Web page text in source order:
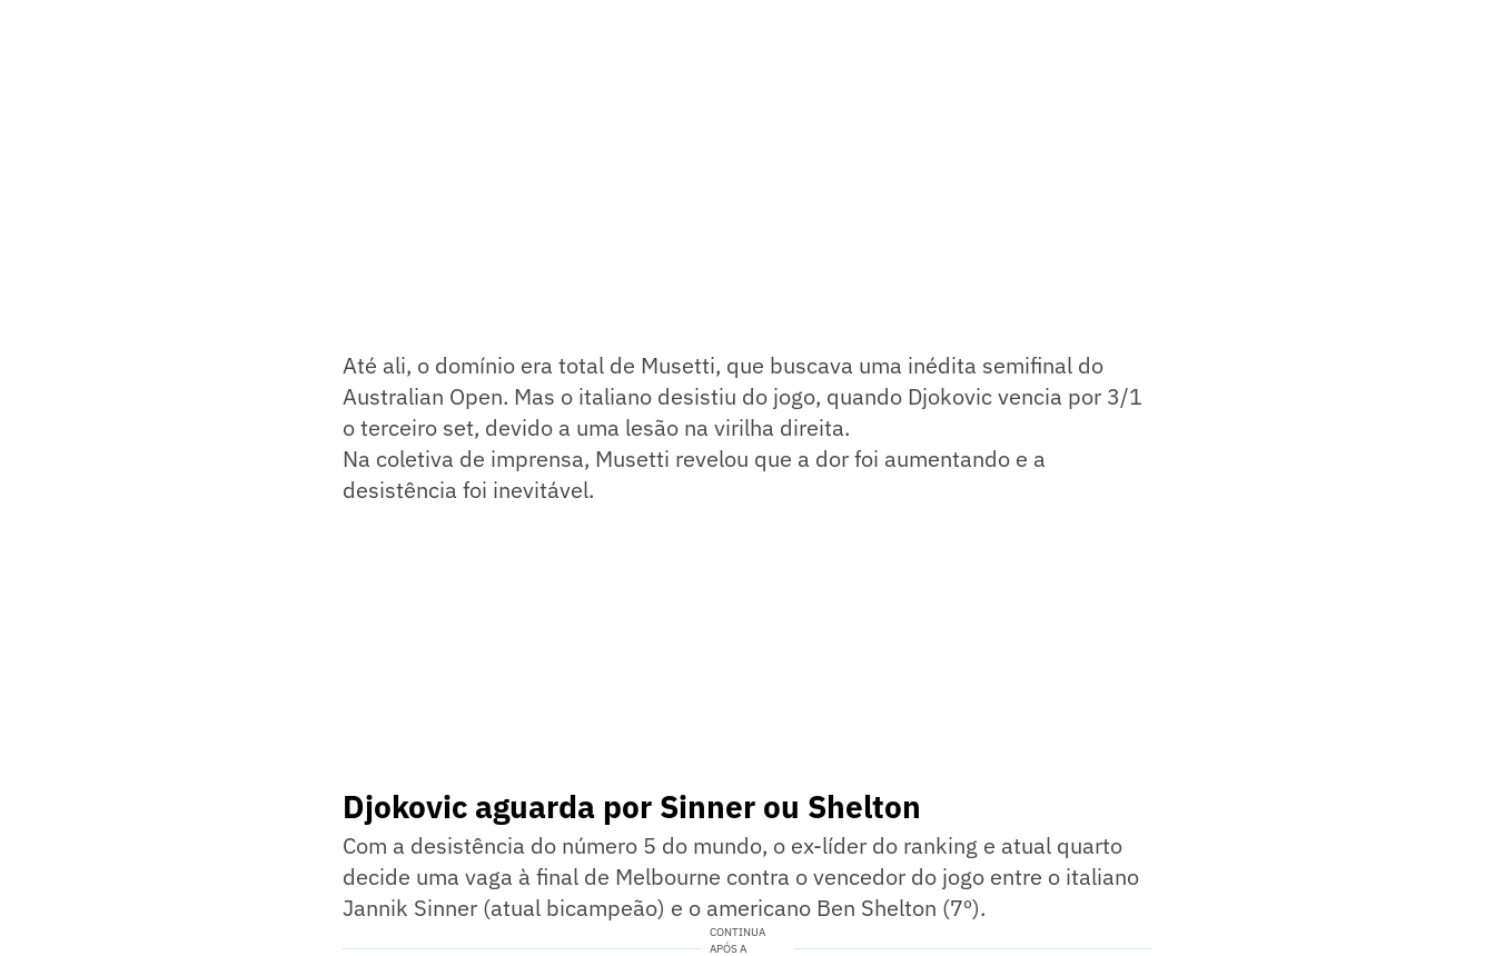
Até ali, o domínio era total de Musetti, que buscava uma inédita semifinal do
Australian Open. Mas o italiano desistiu do jogo, quando Djokovic vencia por 3/1
o terceiro set, devido a uma lesão na virilha direita.
Na coletiva de imprensa, Musetti revelou que a dor foi aumentando e a
desistência foi inevitável.
Djokovic aguarda por Sinner ou Shelton
Com a desistência do número 5 do mundo, o ex-líder do ranking e atual quarto
decide uma vaga à final de Melbourne contra o vencedor do jogo entre o italiano
Jannik Sinner (atual bicampeão) e o americano Ben Shelton (7º).
CONTINUA
APÓS A